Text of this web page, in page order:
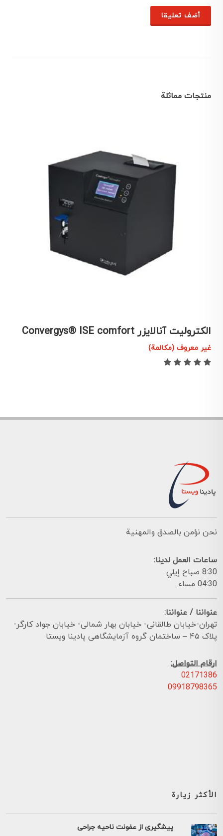
أضف تعليقا
منتجات مماثلة
الکترولیت آنالایزر Convergys® ISE comfort
غير معروف (مكالمة)
نحن نؤمن بالصدق والمهنية
ساعات العمل لدينا:
8:30 صباح إيلي
04:30 مساء
عنواننا / عنواننا:
تهران-خیابان طالقانی- خیابان بهار شمالی- خیابان جواد کارگر-
پلاک ۴۵ – ساختمان گروه آزمایشگاهی پادینا ویستا
ارقام التواصل:
02171386
09918798365
الأكثر زيارة
پیشگیری از عفونت ناحیه جراحی